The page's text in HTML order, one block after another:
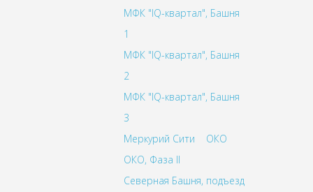
МФК "IQ-квартал", Башня
1
МФК "IQ-квартал", Башня
2
МФК "IQ-квартал", Башня
3
Меркурий Сити
ОКО
ОКО, Фаза II
Северная Башня, подъезд